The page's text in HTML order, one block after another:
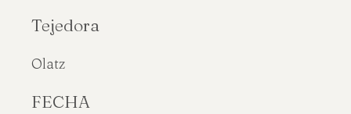
Tejedora
Olatz
FECHA